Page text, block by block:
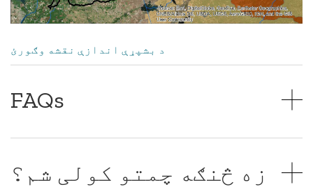
د بشپړې اندازې نقشه وګورئ
FAQs
زه څنګه چمتو کولی شم؟